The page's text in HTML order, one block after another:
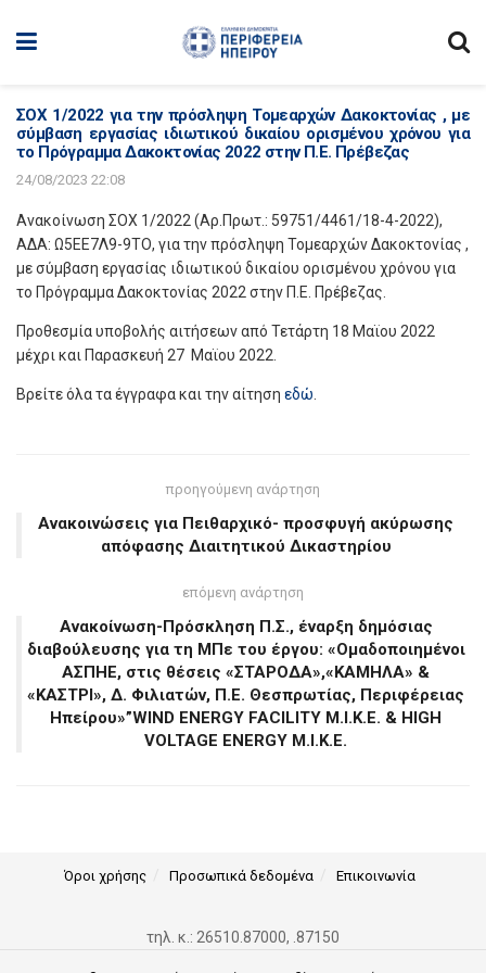
ΣΟΧ 1/2022 για την πρόσληψη Τομεαρχών Δακοκτονίας , με
σύμβαση εργασίας ιδιωτικού δικαίου ορισμένου χρόνου για
το Πρόγραμμα Δακοκτονίας 2022 στην Π.Ε. Πρέβεζας
24/08/2023 22:08
Ανακοίνωση ΣΟΧ 1/2022 (Αρ.Πρωτ.: 59751/4461/18-4-2022),
ΑΔΑ: Ω5ΕΕ7Λ9-9ΤΟ, για την πρόσληψη Τομεαρχών Δακοκτονίας ,
με σύμβαση εργασίας ιδιωτικού δικαίου ορισμένου χρόνου για
το Πρόγραμμα Δακοκτονίας 2022 στην Π.Ε. Πρέβεζας.
Προθεσμία υποβολής αιτήσεων από Τετάρτη 18 Μαϊου 2022
μέχρι και Παρασκευή 27 Μαϊου 2022.
Βρείτε όλα τα έγγραφα και την αίτηση εδώ
προηγούμενη ανάρτηση
Ανακοινώσεις για Πειθαρχικό- προσφυγή ακύρωσης
απόφασης Διαιτητικού Δικαστηρίου
επόμενη ανάρτηση
Ανακοίνωση-Πρόσκληση Π.Σ., έναρξη δημόσιας
διαβούλευσης για τη ΜΠε του έργου: «Ομαδοποιημένοι
ΑΣΠΗΕ, στις θέσεις «ΣΤΑΡΟΔΑ»,«ΚΑΜΗΛΑ» &
«ΚΑΣΤΡΙ», Δ. Φιλιατών, Π.Ε. Θεσπρωτίας, Περιφέρειας
Ηπείρου»”WIND ENERGY FACILITY Μ.Ι.Κ.Ε. & HIGH
VOLTAGE ENERGY M.I.K.Ε.
Όροι χρήσης Προσωπικά δεδομένα Επικοινωνία
τηλ. κ.: 26510.87000, .87150